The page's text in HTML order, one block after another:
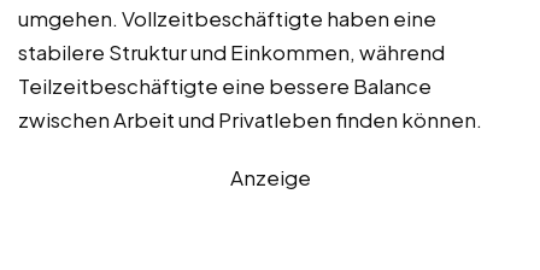
umgehen. Vollzeitbeschäftigte haben eine
stabilere Struktur und Einkommen, während
Teilzeitbeschäftigte eine bessere Balance
zwischen Arbeit und Privatleben finden können.
Anzeige